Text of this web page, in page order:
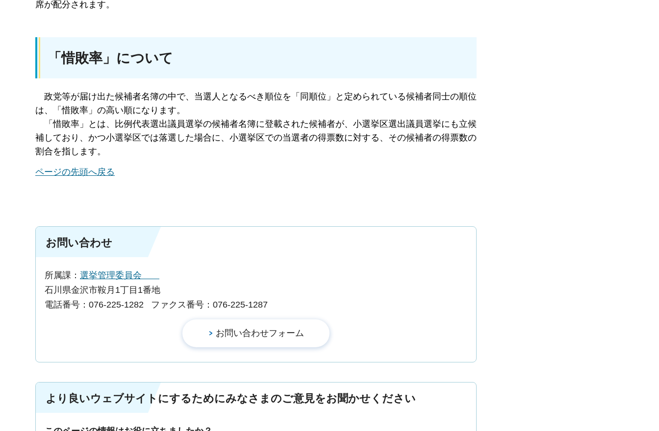
席が配分されます。
「惜敗率」について
政党等が届け出た候補者名簿の中で、当選人となるべき順位を「同順位」と定められている候補者同士の順位
は、「惜敗率」の高い順になります。
「惜敗率」とは、比例代表選出議員選挙の候補者名簿に登載された候補者が、小選挙区選出議員選挙にも立候
補しており、かつ小選挙区では落選した場合に、小選挙区での当選者の得票数に対する、その候補者の得票数の
割合を指します。
ページの先頭へ戻る
お問い合わせ
所属課： 選挙管理委員会
石川県金沢市鞍月1丁目1番地
電話番号：076-225-1282
ファクス番号：076-225-1287
より良いウェブサイトにするためにみなさまのご意見をお聞かせください